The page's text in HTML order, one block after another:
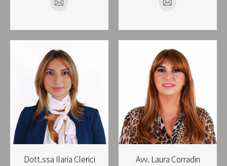
E-
E-
Dott.ssa Ilaria Clerici Avv. Laura Corradin